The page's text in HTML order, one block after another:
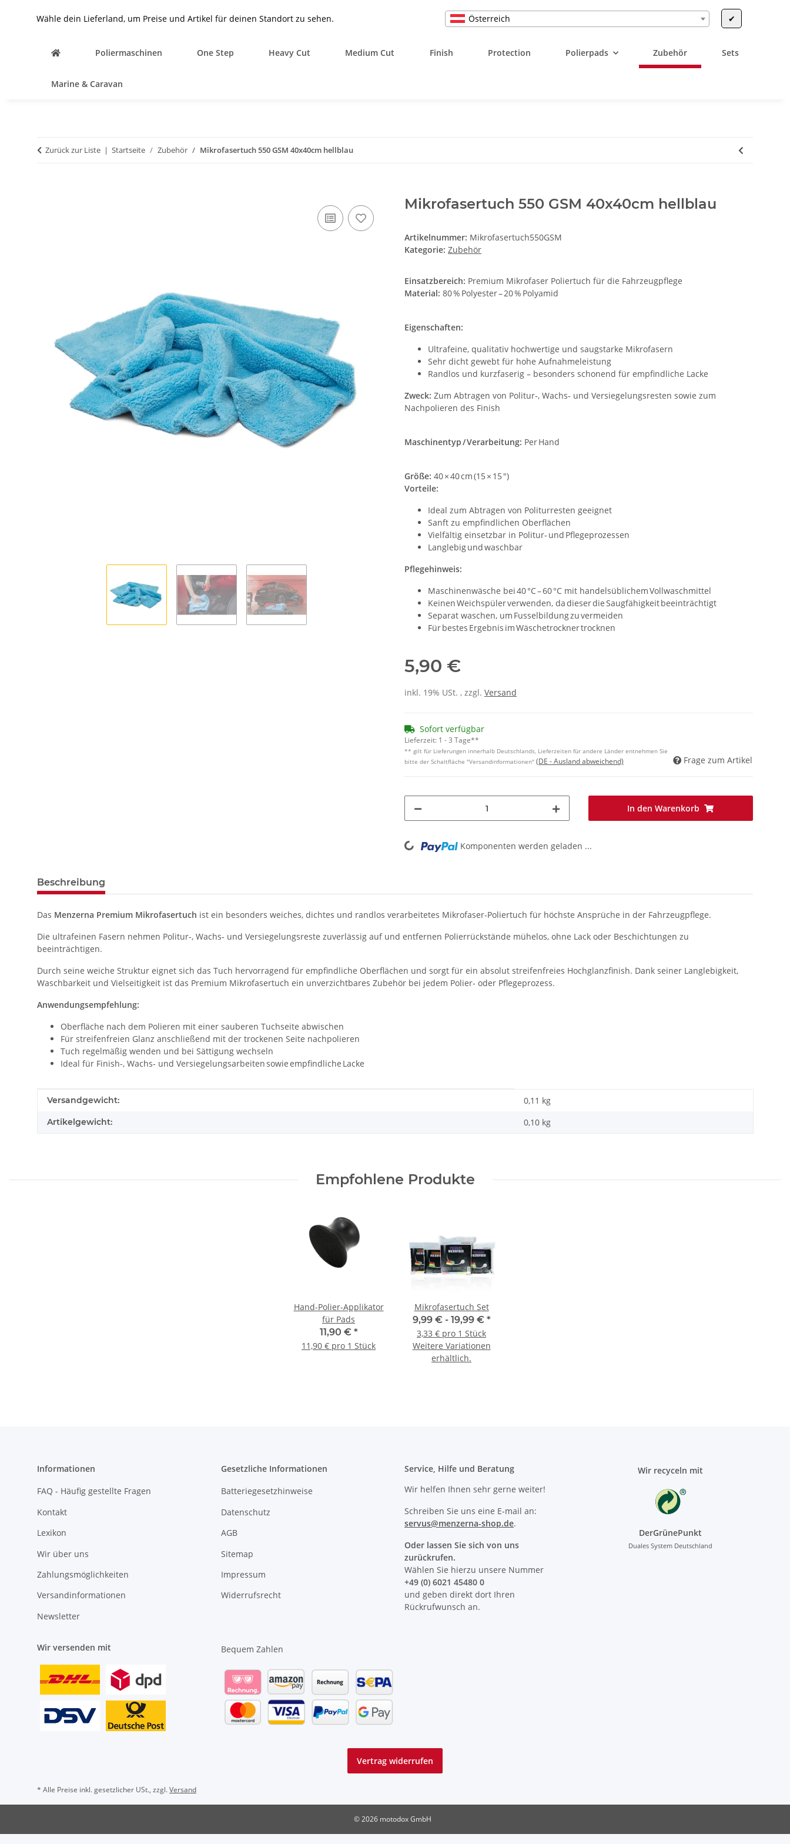
Wähle dein Lieferland, um Preise und Artikel für deinen Standort zu sehen. Österreich ✔
Poliermaschinen One Step Heavy Cut Medium Cut Finish Protection Polierpads Zubehör Sets
Marine & Caravan
Zurück zur Liste Startseite Zubehör Mikrofasertuch 550 GSM 40x40cm hellblau
Mikrofasertuch 550 GSM 40x40cm hellblau
Artikelnummer: Mikrofasertuch550GSM
Kategorie: Zubehör
Einsatzbereich: Premium Mikrofaser Poliertuch für die Fahrzeugpflege
Material: 80 % Polyester – 20 % Polyamid
Eigenschaften:
Ultrafeine, qualitativ hochwertige und saugstarke Mikrofasern
Sehr dicht gewebt für hohe Aufnahmeleistung
Randlos und kurzfaserig – besonders schonend für empfindliche Lacke
Zweck: Zum Abtragen von Politur‑, Wachs‑ und Versiegelungsresten sowie zum
Nachpolieren des Finish
Maschinentyp / Verarbeitung: Per Hand
Größe: 40 × 40 cm (15 × 15 ")
Vorteile:
Ideal zum Abtragen von Politurresten geeignet
Sanft zu empfindlichen Oberflächen
Vielfältig einsetzbar in Politur‑ und Pflegeprozessen
Langlebig und waschbar
Pflegehinweis:
Maschinenwäsche bei 40 °C – 60 °C mit handelsüblichem Vollwaschmittel
Keinen Weichspüler verwenden, da dieser die Saugfähigkeit beeinträchtigt
Separat waschen, um Fusselbildung zu vermeiden
Für bestes Ergebnis im Wäschetrockner trocknen
5,90 €
inkl. 19% USt. , zzgl. Versand
Sofort verfügbar
Lieferzeit: 1 - 3 Tage**
** gilt für Lieferungen innerhalb Deutschlands, Lieferzeiten für andere Länder entnehmen Sie
bitte der Schaltfläche "Versandinformationen" (DE - Ausland abweichend) Frage zum Artikel
In den Warenkorb
Loading... Komponenten werden geladen ...
Beschreibung
Das Menzerna Premium Mikrofasertuch ist ein besonders weiches, dichtes und randlos verarbeitetes Mikrofaser‑Poliertuch für höchste Ansprüche in der Fahrzeugpflege.
Die ultrafeinen Fasern nehmen Politur‑, Wachs‑ und Versiegelungsreste zuverlässig auf und entfernen Polierrückstände mühelos, ohne Lack oder Beschichtungen zu
beeinträchtigen.
Durch seine weiche Struktur eignet sich das Tuch hervorragend für empfindliche Oberflächen und sorgt für ein absolut streifenfreies Hochglanzfinish. Dank seiner Langlebigkeit,
Waschbarkeit und Vielseitigkeit ist das Premium Mikrofasertuch ein unverzichtbares Zubehör bei jedem Polier‑ oder Pflegeprozess.
Anwendungsempfehlung:
Oberfläche nach dem Polieren mit einer sauberen Tuchseite abwischen
Für streifenfreien Glanz anschließend mit der trockenen Seite nachpolieren
Tuch regelmäßig wenden und bei Sättigung wechseln
Ideal für Finish‑, Wachs‑ und Versiegelungsarbeiten sowie empfindliche Lacke
Produkteigenschaft
Wert
Versandgewicht: 0,11 kg
Artikelgewicht: 0,10 kg
Empfohlene Produkte
Hand-Polier-Applikator
für Pads
11,90 € *
11,90 € pro 1 Stück
Mikrofasertuch Set
9,99 € - 19,99 € *
3,33 € pro 1 Stück
Weitere Variationen
erhältlich.
Informationen
FAQ - Häufig gestellte Fragen
Kontakt
Lexikon
Wir über uns
Zahlungsmöglichkeiten
Versandinformationen
Newsletter
Gesetzliche Informationen
Batteriegesetzhinweise
Datenschutz
AGB
Sitemap
Impressum
Widerrufsrecht
Service, Hilfe und Beratung
Wir helfen Ihnen sehr gerne weiter!
Schreiben Sie uns eine E-mail an:
servus@menzerna-shop.de.
Oder lassen Sie sich von uns
zurückrufen.
Wählen Sie hierzu unsere Nummer
+49 (0) 6021 45480 0
und geben direkt dort Ihren
Rückrufwunsch an.
Wir recyceln mit
DerGrünePunkt
Duales System Deutschland
Wir versenden mit Bequem Zahlen
Vertrag widerrufen
* Alle Preise inkl. gesetzlicher USt., zzgl.Versand
© 2026 motodox GmbH